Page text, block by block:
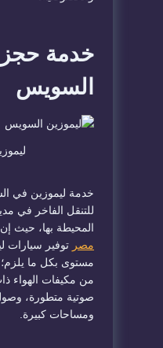
خدمة حجز
السويس
خدمة ليموزين في
للتنقل الفاخر في
المحيطة بها، حيث
مصر توفير سيارات
مستوى بكل ما
من مكيفات الهواء
صوتية متطورة،
ومساحات كبيرة.